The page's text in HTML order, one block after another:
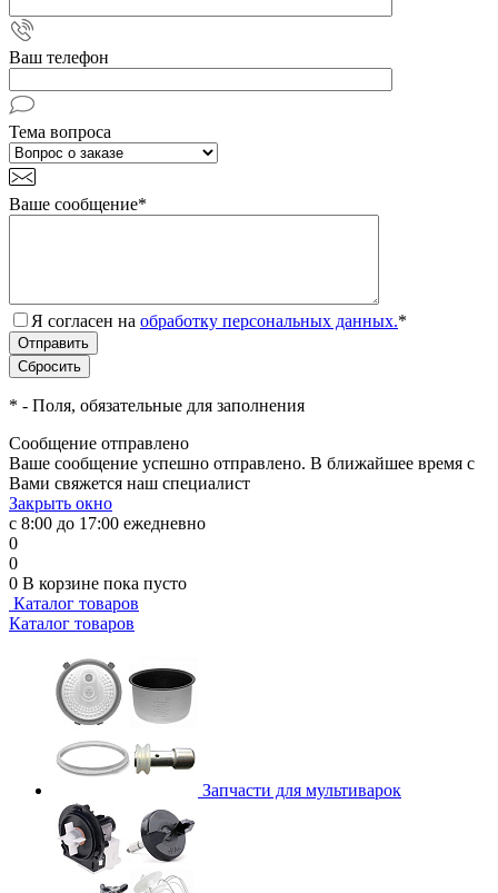
Ваш телефон
Тема вопроса
Ваше сообщение*
Я согласен на обработку персональных данных.*
* - Поля, обязательные для заполнения
Сообщение отправлено
Ваше сообщение успешно отправлено. В ближайшее время с
Вами свяжется наш специалист
Закрыть окно
с 8:00 до 17:00 ежедневно
0
0
0 В корзине пока пусто
Каталог товаров
Каталог товаров
Запчасти для мультиварок